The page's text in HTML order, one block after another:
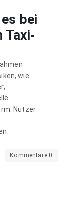
bei
Taxi-
wie
Nutzer
Kommentare 0